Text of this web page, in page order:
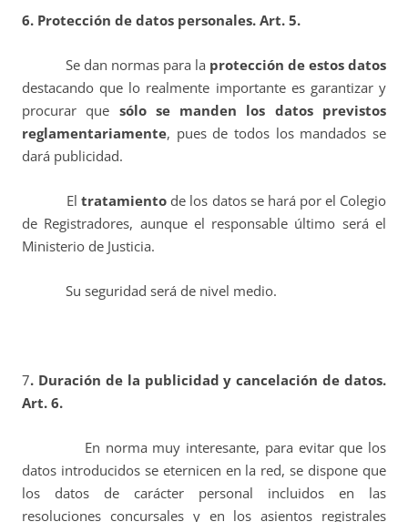
6. Protección de datos personales. Art. 5.
Se dan normas para la protección de estos datos
destacando que lo realmente importante es garantizar y
procurar que sólo se manden los datos previstos
reglamentariamente, pues de todos los mandados se
dará publicidad.
Eltratamiento de los datos se hará por el Colegio
de Registradores, aunque el responsable último será el
Ministerio de Justicia.
Su seguridad será de nivel medio.
7. Duración de la publicidad y cancelación de datos.
Art. 6.
En norma muy interesante, para evitar que los
datos introducidos se eternicen en la red, se dispone que
los datos de carácter personal incluidos en las
resoluciones concursales y en los asientos registrales